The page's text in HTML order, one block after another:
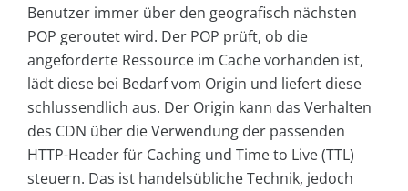
Benutzer immer über den geografisch nächsten
POP geroutet wird. Der POP prüft, ob die
angeforderte Ressource im Cache vorhanden ist,
lädt diese bei Bedarf vom Origin und liefert diese
schlussendlich aus. Der Origin kann das Verhalten
des CDN über die Verwendung der passenden
HTTP-Header für Caching und Time to Live (TTL)
steuern. Das ist handelsübliche Technik, jedoch